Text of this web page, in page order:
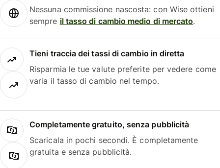
Nessuna commissione nascosta: con Wise ottieni
sempre il tasso di cambio medio di mercato.
Tieni traccia dei tassi di cambio in diretta
Risparmia le tue valute preferite per vedere come
varia il tasso di cambio nel tempo.
Completamente gratuito, senza pubblicità
Scaricala in pochi secondi. È completamente
gratuita e senza pubblicità.